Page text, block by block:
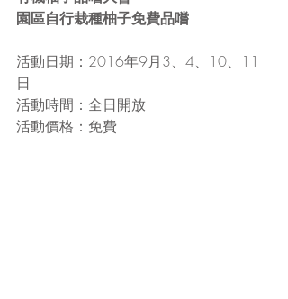
園區自行栽種柚子免費品嚐
活動日期：2016年9月3、4、10、11
日
活動時間：全日開放
活動價格：免費